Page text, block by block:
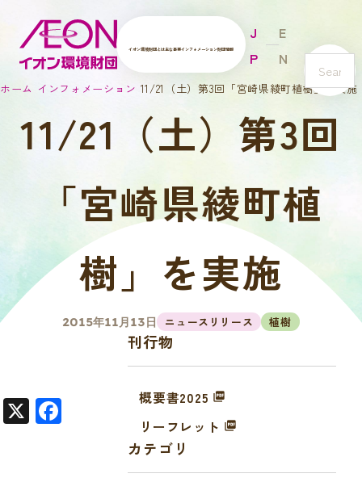
イオン環境財団とは主な事業インフォメーション財団情報
J
P
E
N
s
e
a
r
ホーム インフォメーション 11/21（土）第3回「宮崎県綾町植樹」を実施
11/21（土）第3回
「宮崎県綾町植
樹」を実施
2015年11月13日 ニュースリリース 植樹
X
刊行物
概要書2025
リーフレット
カテゴリ